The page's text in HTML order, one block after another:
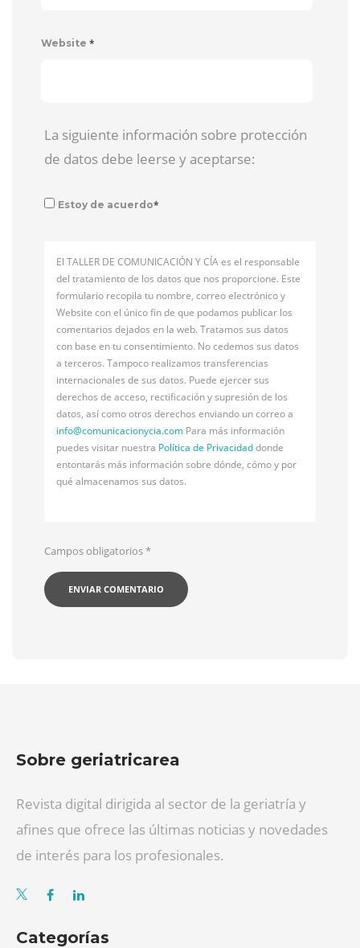
Website *
La siguiente información sobre protección
de datos debe leerse y aceptarse:
Estoy de acuerdo*
El TALLER DE COMUNICACIÓN Y CÍA es el responsable
del tratamiento de los datos que nos proporcione. Este
formulario recopila tu nombre, correo electrónico y
Website con el único fin de que podamos publicar los
comentarios dejados en la web. Tratamos sus datos
con base en tu consentimiento. No cedemos sus datos
a terceros. Tampoco realizamos transferencias
internacionales de sus datos. Puede ejercer sus
derechos de acceso, rectificación y supresión de los
datos, así como otros derechos enviando un correo a
info@comunicacionycia.com Para más información
puedes visitar nuestra Política de Privacidaddonde
entontarás más información sobre dónde, cómo y por
qué almacenamos sus datos.
Campos obligatorios*
Sobre geriatricarea
Revista digital dirigida al sector de la geriatría y
afines que ofrece las últimas noticias y novedades
de interés para los profesionales.
Categorías